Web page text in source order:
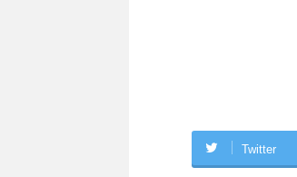
Twitter